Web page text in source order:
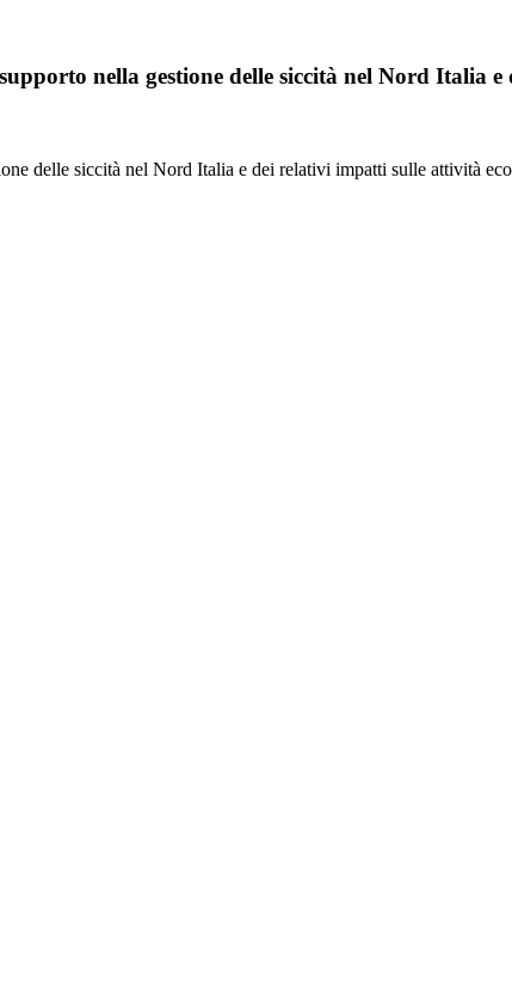
nella gestione delle siccità nel Nord Italia
delle siccità nel Nord Italia e dei relativi impatti sulle attività